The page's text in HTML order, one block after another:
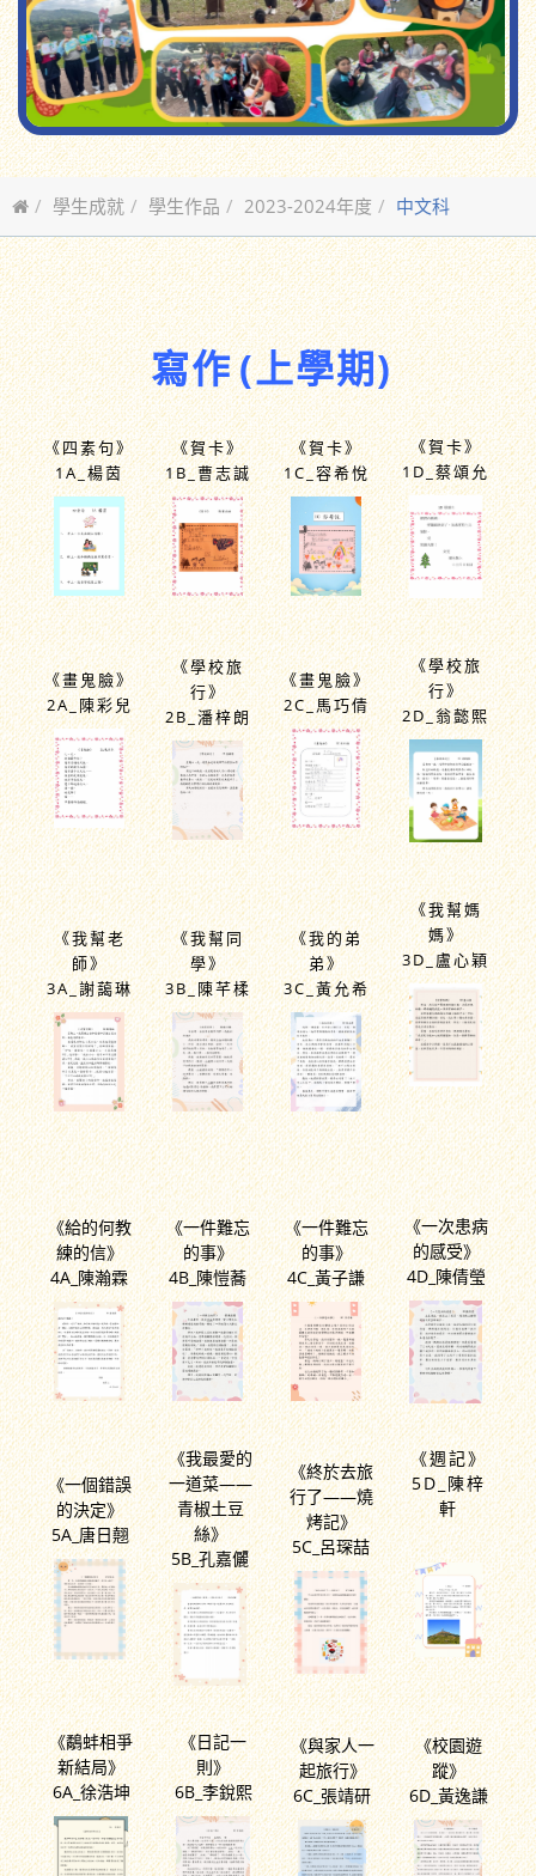
學生成就 學生作品 2023-2024年度 中文科
寫作(上學期)
《四素句》
1A_楊茵
《賀卡》
1B_曹志誠
《賀卡》
1C_容希悅
《賀卡》
1D_蔡頌允
《畫鬼臉》
2A_陳彩兒
《學校旅
行》
2B_潘梓朗
《畫鬼臉》
2C_馬巧倩
《學校旅
行》
2D_翁懿熙
《我幫老
師》
3A_謝藹琳
《我幫同
學》
3B_陳芊楺
《我的弟
弟》
3C_黃允希
《我幫媽
媽》
3D_盧心穎
《給的何教
練的信》
4A_陳瀚霖
《一件難忘
的事》
4B_陳愷蕎
《一件難忘
的事》
4C_黃子謙
《一次患病
的感受》
4D_陳倩瑩
《一個錯誤
的決定》
5A_唐日翹
《我最愛的
一道菜——
青椒土豆
絲》
5B_孔嘉儷
《終於去旅
行了——燒
烤記》
5C_呂琛喆
《週記》
5D_陳梓
軒
《鷸蚌相爭
新結局》
6A_徐浩坤
《日記一
則》
6B_李銳熙
《與家人一
起旅行》
6C_張靖研
《校園遊
蹤》
6D_黃逸謙